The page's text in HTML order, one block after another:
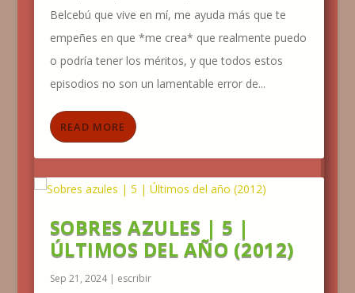
Belcebú que vive en mí, me ayuda más que te
empeñes en que *me crea* que realmente puedo
o podría tener los méritos, y que todos estos
episodios no son un lamentable error de...
READ MORE
SOBRES AZULES | 5 |
ÚLTIMOS DEL AÑO (2012)
Sep 21, 2024| escribir